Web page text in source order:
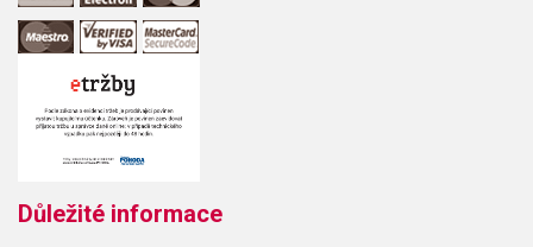
Důležité informace